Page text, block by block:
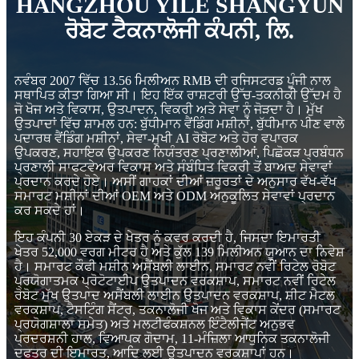
HANGZHOU YILE SHANGYUN
ਰੋਬੋਟ ਟੈਕਨਾਲੋਜੀ ਕੰਪਨੀ, ਲਿ.
ਨਵੰਬਰ 2007 ਵਿੱਚ 13.56 ਮਿਲੀਅਨ RMB ਦੀ ਰਜਿਸਟਰਡ ਪੂੰਜੀ ਨਾਲ
ਸਥਾਪਿਤ ਕੀਤਾ ਗਿਆ ਸੀ। ਇਹ ਇੱਕ ਰਾਸ਼ਟਰੀ ਉੱਚ-ਤਕਨੀਕੀ ਉੱਦਮ ਹੈ
ਜੋ ਖੋਜ ਅਤੇ ਵਿਕਾਸ, ਉਤਪਾਦਨ, ਵਿਕਰੀ ਅਤੇ ਸੇਵਾ ਨੂੰ ਜੋੜਦਾ ਹੈ। ਮੁੱਖ
ਉਤਪਾਦਾਂ ਵਿੱਚ ਸ਼ਾਮਲ ਹਨ: ਬੁੱਧੀਮਾਨ ਵੈਂਡਿੰਗ ਮਸ਼ੀਨਾਂ, ਬੁੱਧੀਮਾਨ ਪੀਣ ਵਾਲੇ
ਪਦਾਰਥ ਵੈਂਡਿੰਗ ਮਸ਼ੀਨਾਂ, ਸੇਵਾ-ਮੁਖੀ AI ਰੋਬੋਟ ਅਤੇ ਹੋਰ ਵਪਾਰਕ
ਉਪਕਰਣ, ਸਹਾਇਕ ਉਪਕਰਣ ਨਿਯੰਤਰਣ ਪ੍ਰਣਾਲੀਆਂ, ਪਿਛੋਕੜ ਪ੍ਰਬੰਧਨ
ਪ੍ਰਣਾਲੀ ਸਾਫਟਵੇਅਰ ਵਿਕਾਸ ਅਤੇ ਸੰਬੰਧਿਤ ਵਿਕਰੀ ਤੋਂ ਬਾਅਦ ਸੇਵਾਵਾਂ
ਪ੍ਰਦਾਨ ਕਰਦੇ ਹੋਏ। ਅਸੀਂ ਗਾਹਕਾਂ ਦੀਆਂ ਜ਼ਰੂਰਤਾਂ ਦੇ ਅਨੁਸਾਰ ਵੱਖ-ਵੱਖ
ਸਮਾਰਟ ਮਸ਼ੀਨਾਂ ਦੀਆਂ OEM ਅਤੇ ODM ਅਨੁਕੂਲਿਤ ਸੇਵਾਵਾਂ ਪ੍ਰਦਾਨ
ਕਰ ਸਕਦੇ ਹਾਂ।
ਇਹ ਕੰਪਨੀ 30 ਏਕੜ ਦੇ ਖੇਤਰ ਨੂੰ ਕਵਰ ਕਰਦੀ ਹੈ, ਜਿਸਦਾ ਇਮਾਰਤੀ
ਖੇਤਰ 52,000 ਵਰਗ ਮੀਟਰ ਹੈ ਅਤੇ ਕੁੱਲ 139 ਮਿਲੀਅਨ ਯੂਆਨ ਦਾ ਨਿਵੇਸ਼
ਹੈ। ਸਮਾਰਟ ਕੌਫੀ ਮਸ਼ੀਨ ਅਸੈਂਬਲੀ ਲਾਈਨ, ਸਮਾਰਟ ਨਵੀਂ ਰਿਟੇਲ ਰੋਬੋਟ
ਪ੍ਰਯੋਗਾਤਮਕ ਪ੍ਰੋਟੋਟਾਈਪ ਉਤਪਾਦਨ ਵਰਕਸ਼ਾਪ, ਸਮਾਰਟ ਨਵੀਂ ਰਿਟੇਲ
ਰੋਬੋਟ ਮੁੱਖ ਉਤਪਾਦ ਅਸੈਂਬਲੀ ਲਾਈਨ ਉਤਪਾਦਨ ਵਰਕਸ਼ਾਪ, ਸ਼ੀਟ ਮੈਟਲ
ਵਰਕਸ਼ਾਪ, ਟੈਸਟਿੰਗ ਸੈਂਟਰ, ਤਕਨਾਲੋਜੀ ਖੋਜ ਅਤੇ ਵਿਕਾਸ ਕੇਂਦਰ (ਸਮਾਰਟ
ਪ੍ਰਯੋਗਸ਼ਾਲਾ ਸਮੇਤ) ਅਤੇ ਮਲਟੀਫੰਕਸ਼ਨਲ ਇੰਟੈਲੀਜੈਂਟ ਅਨੁਭਵ
ਪ੍ਰਦਰਸ਼ਨੀ ਹਾਲ, ਵਿਆਪਕ ਗੋਦਾਮ, 11-ਮੰਜ਼ਿਲਾ ਆਧੁਨਿਕ ਤਕਨਾਲੋਜੀ
ਦਫਤਰ ਦੀ ਇਮਾਰਤ, ਆਦਿ ਲਈ ਉਤਪਾਦਨ ਵਰਕਸ਼ਾਪਾਂ ਹਨ।